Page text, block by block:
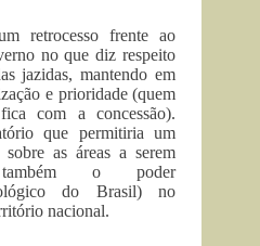
retrocesso frente ao
no que diz respeito
jazidas, mantendo em
e prioridade (quem
com a concessão).
que permitiria um
as áreas a serem
o poder
do Brasil) no
nacional.